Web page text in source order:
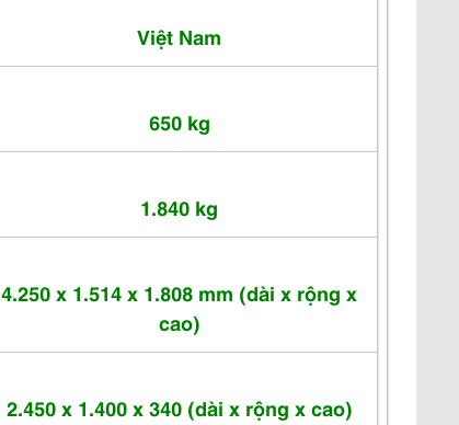
Việt Nam
650 kg
1.840 kg
4.250 x 1.514 x 1.808 mm (dài x rộng x
cao)
2.450 x 1.400 x 340 (dài x rộng x cao)